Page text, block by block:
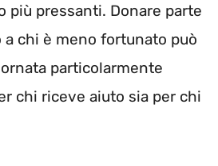
più pressanti. Donare parte
chi è meno fortunato può
particolarmente
chi riceve aiuto sia per chi